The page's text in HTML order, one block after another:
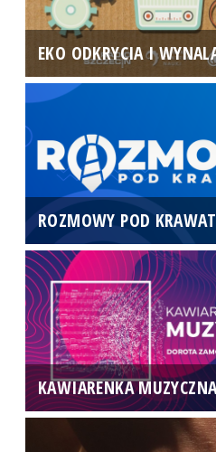
EKO ODKRYCIA I
ROZMOWY POD
KAWIARENKA